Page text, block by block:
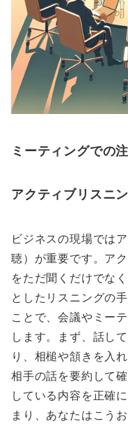
ミーティングでの
アクティブリスニ
ビジネスの現場では
聴）が重要です。ア
をただ聞くだけでな
としたリスニングの
ことで、会議やミー
します。まず、話し
り、相槌や頷きを入
相手の話を要約して
している内容を正確
まり、あなたはこう